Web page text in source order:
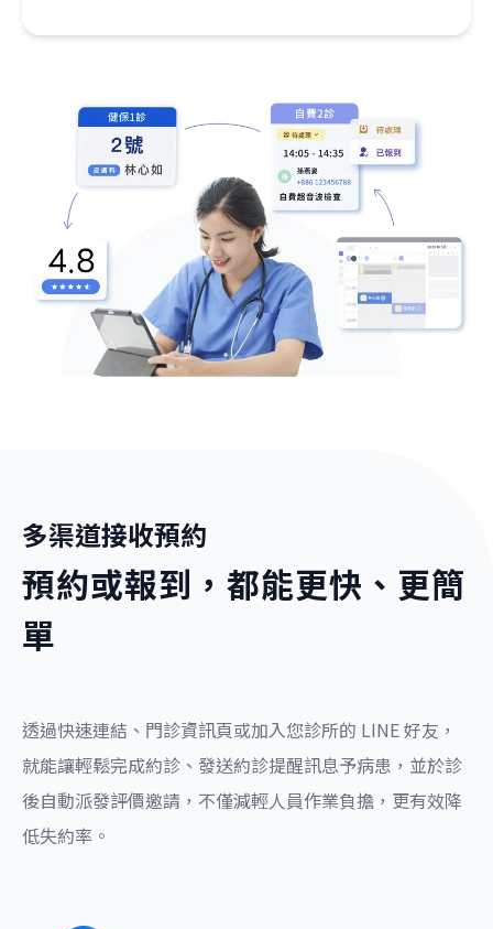
多渠道接收預約
預約或報到，都能更快、更簡
單
透過快速連結、門診資訊頁或加入您診所的 LINE 好友，
就能讓輕鬆完成約診、發送約診提醒訊息予病患，並於診
後自動派發評價邀請，不僅減輕人員作業負擔，更有效降
低失約率。